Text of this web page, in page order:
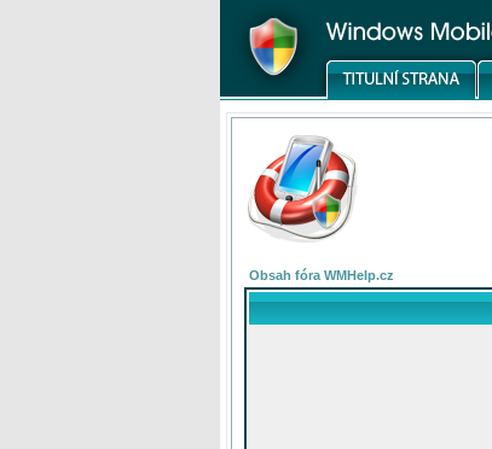
Obsah fóra WMHelp.cz